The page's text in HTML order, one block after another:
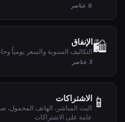
8 عناصر
🛍️الإنفاق
التكاليف السنوية والسعر يومياً
3 عناصر
📱 الاشتراكات
البث المباشر، الهاتف المحمول،
عامة على الاشتراكات